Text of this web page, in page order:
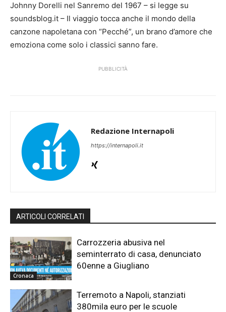
Johnny Dorelli nel Sanremo del 1967 – si legge su
soundsblog.it – Il viaggio tocca anche il mondo della
canzone napoletana con “Pecché”, un brano d’amore che
emoziona come solo i classici sanno fare.
PUBBLICITÀ
Redazione Internapoli
https://internapoli.it
ARTICOLI CORRELATI
Cronaca
Carrozzeria abusiva nel
seminterrato di casa, denunciato
60enne a Giugliano
Terremoto a Napoli, stanziati
380mila euro per le scuole